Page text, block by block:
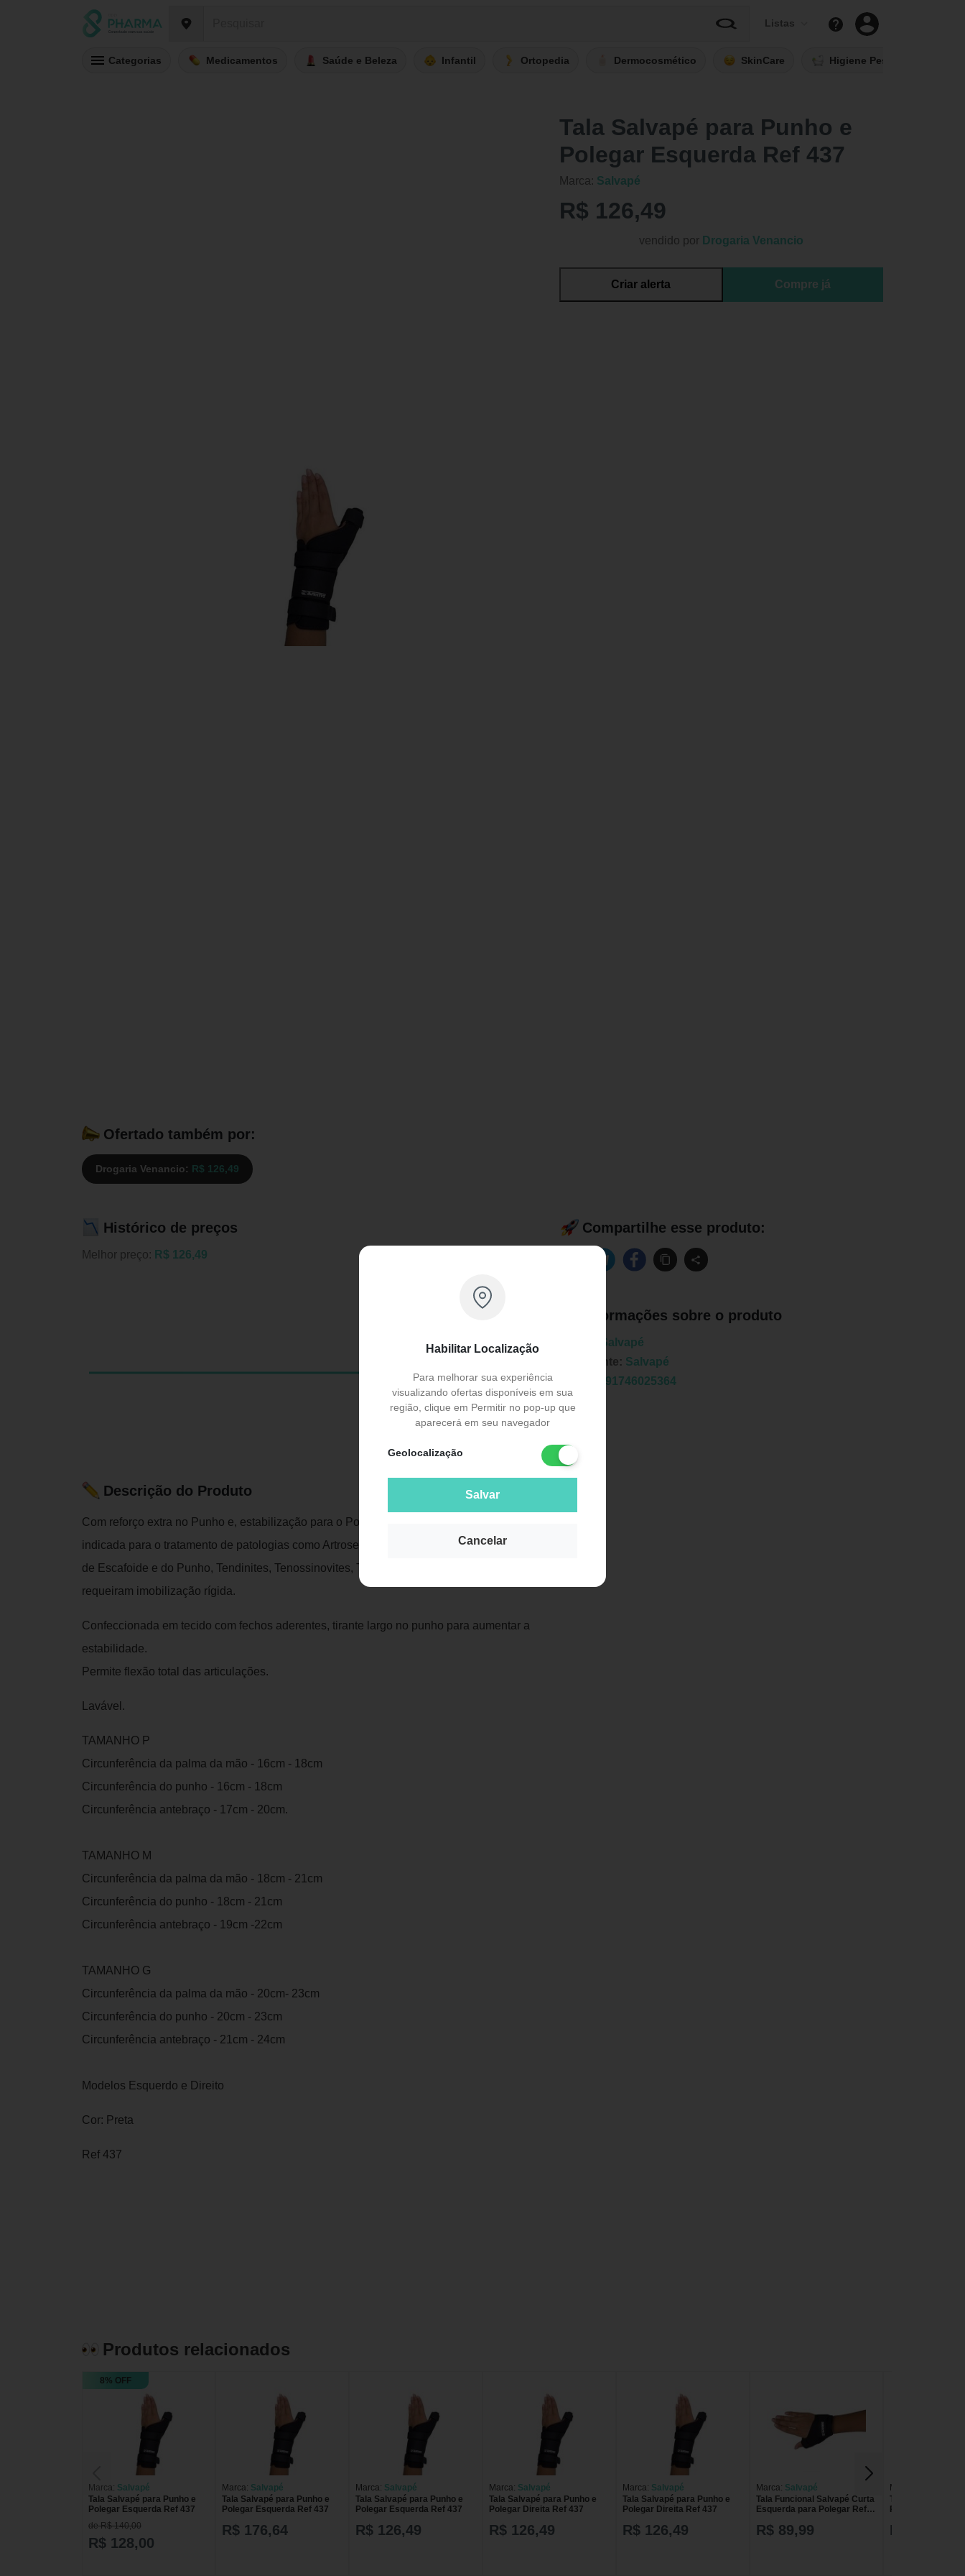
Listas
Categorias Medicamentos Saúde e Beleza Infantil Ortopedia Dermocosmético SkinCare Higiene Pessoal
Habilitar Localização
Para melhorar sua experiência
visualizando ofertas disponíveis em sua
região, clique em Permitir no pop-up que
aparecerá em seu navegador
Geolocalização
Salvar
Cancelar
Tala Salvapé para Punho e
Polegar Esquerda Ref 437
Marca: Salvapé
R$ 126,49
vendido por Drogaria Venancio
Criar alerta Compre já
Ofertado também por:
Drogaria Venancio: R$ 126,49
Histórico de preços
Melhor preço: R$ 126,49
Descrição do Produto
Com reforço extra no Punho e, estabilização para o Polegar a tala 437 da Salvapé é
indicada para o tratamento de patologias como Artrose Trapézio Metacarpiana, Fraturas
de Escafoide e do Punho, Tendinites, Tenossinovites, Traumas Leves de Polegar que não
requeiram imobilização rígida.
Confeccionada em tecido com fechos aderentes, tirante largo no punho para aumentar a
estabilidade.
Permite flexão total das articulações.
Lavável.
TAMANHO P
Circunferência da palma da mão - 16cm - 18cm
Circunferência do punho - 16cm - 18cm
Circunferência antebraço - 17cm - 20cm.
TAMANHO M
Circunferência da palma da mão - 18cm - 21cm
Circunferência do punho - 18cm - 21cm
Circunferência antebraço - 19cm -22cm
TAMANHO G
Circunferência da palma da mão - 20cm- 23cm
Circunferência do punho - 20cm - 23cm
Circunferência antebraço - 21cm - 24cm
Modelos Esquerdo e Direito
Cor: Preta
Ref 437
Compartilhe esse produto:
Informações sobre o produto
Salvapé
Fabricante: Salvapé
7891746025364
Produtos relacionados
8% OFF
Marca: Salvapé
Tala Salvapé para Punho e
Polegar Esquerda Ref 437
de R$ 140,00
R$ 128,00
Marca: Salvapé
Tala Salvapé para Punho e
Polegar Esquerda Ref 437
R$ 176,64
Marca: Salvapé
Tala Salvapé para Punho e
Polegar Esquerda Ref 437
R$ 126,49
Marca: Salvapé
Tala Salvapé para Punho e
Polegar Direita Ref 437
R$ 126,49
Marca: Salvapé
Tala Salvapé para Punho e
Polegar Direita Ref 437
R$ 126,49
Marca: Salvapé
Tala Funcional Salvapé Curta
Esquerda para Polegar Ref
R$ 89,99
Marca:
Tala em PVC para
R$ 130,00